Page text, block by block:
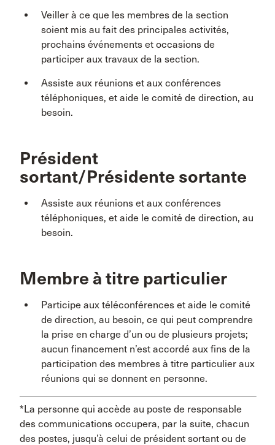
Veiller à ce que les membres de la section
soient mis au fait des principales activités,
prochains événements et occasions de
participer aux travaux de la section.
Assiste aux réunions et aux conférences
téléphoniques, et aide le comité de direction, au
besoin.
Président
sortant/Présidente sortante
Assiste aux réunions et aux conférences
téléphoniques, et aide le comité de direction, au
besoin.
Membre à titre particulier
Participe aux téléconférences et aide le comité
de direction, au besoin, ce qui peut comprendre
la prise en charge d’un ou de plusieurs projets;
aucun financement n’est accordé aux fins de la
participation des membres à titre particulier aux
réunions qui se donnent en personne.
*La personne qui accède au poste de responsable
des communications occupera, par la suite, chacun
des postes, jusqu’à celui de président sortant ou de